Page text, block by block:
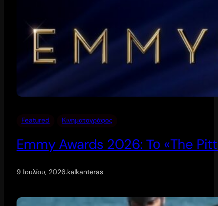
Featured Κινηματογράφος
Emmy Awards 2026: Το «The
9 Ιουλίου, 2026.kalkanteras